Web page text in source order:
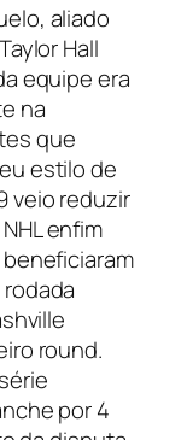
aliado
Hall
equipe era
na
que
estilo de
veio reduzir
enfim
round.
por 4